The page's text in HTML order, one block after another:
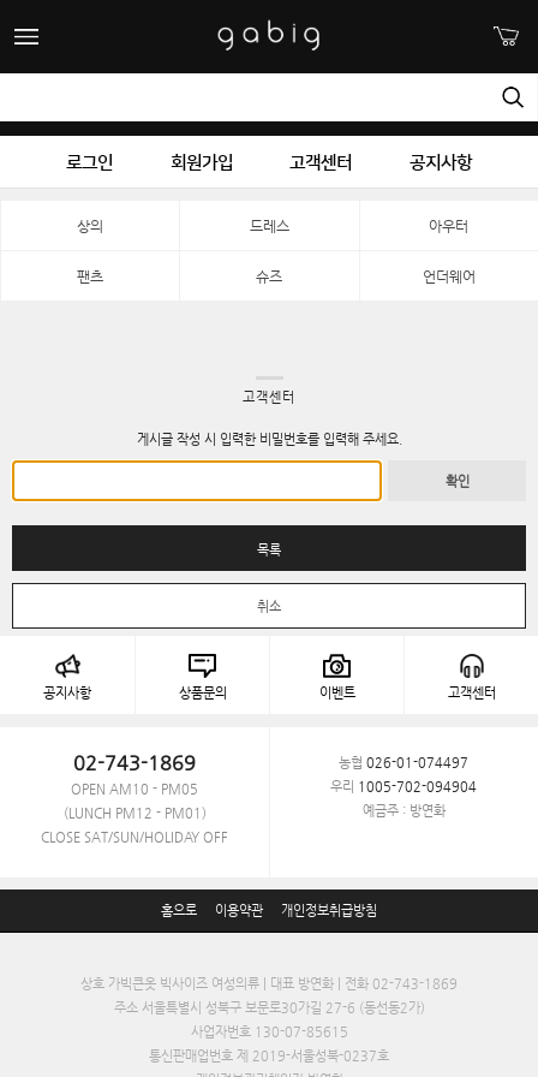
로그인 회원가입 고객센터 공지사항
상의 드레스 아우터
팬츠 슈즈 언더웨어
고객센터
게시글 작성 시 입력한 비밀번호를 입력해 주세요.
확인
목록
취소
공지사항 상품문의 이벤트 고객센터
02-743-1869
OPEN AM10 - PM05
(LUNCH PM12 - PM01)
CLOSE SAT/SUN/HOLIDAY OFF
농협 026-01-074497
우리 1005-702-094904
예금주 : 방연화
홈으로 이용약관 개인정보취급방침
상호 가빅큰옷 빅사이즈 여성의류 | 대표 방연화 | 전화 02-743-1869
주소 서울특별시 성북구 보문로30가길 27-6 (동선동2가)
사업자번호 130-07-85615
통신판매업번호 제 2019-서울성북-0237호